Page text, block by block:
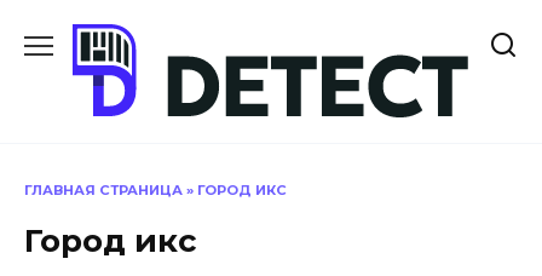
содержанию
ГЛАВНАЯ СТРАНИЦА » ГОРОД ИКС
Город икс